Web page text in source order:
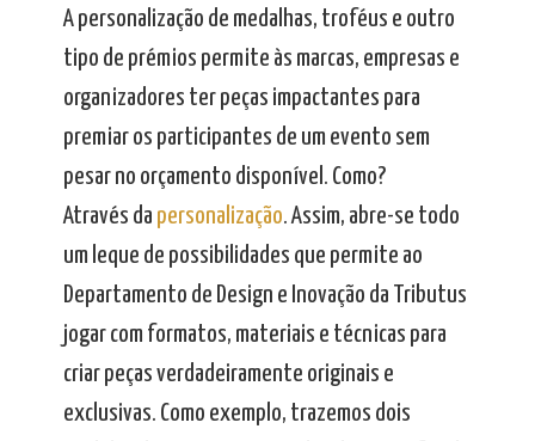
A personalização de medalhas, troféus e outro
tipo de prémios permite às marcas, empresas e
organizadores ter peças impactantes para
premiar os participantes de um evento sem
pesar no orçamento disponível. Como?
Através da personalização. Assim, abre-se todo
um leque de possibilidades que permite ao
Departamento de Design e Inovação da Tributus
jogar com formatos, materiais e técnicas para
criar peças verdadeiramente originais e
exclusivas. Como exemplo, trazemos dois